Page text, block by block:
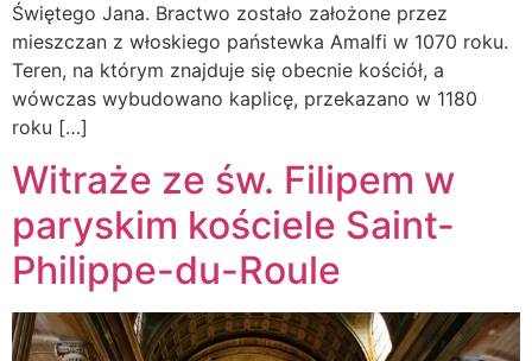
Świętego Jana. Bractwo zostało założone przez
mieszczan z włoskiego państewka Amalfi w 1070 roku.
Teren, na którym znajduje się obecnie kościół, a
wówczas wybudowano kaplicę, przekazano w 1180
roku […]
Witraże ze św. Filipem w
paryskim kościele Saint-
Philippe-du-Roule